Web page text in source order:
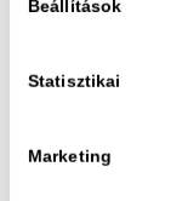
Beállítások
Statisztikai
Marketing
renyhesége,